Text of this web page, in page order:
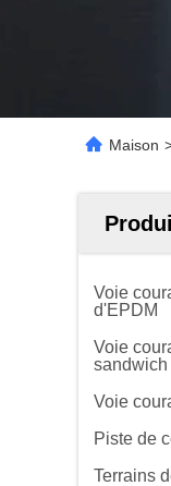
Maison
Voie
d'EPDM
Voie
sandwich
Voie
Piste de
Terrains